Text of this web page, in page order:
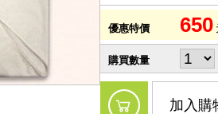
優惠特價 650
購買數量
加入購